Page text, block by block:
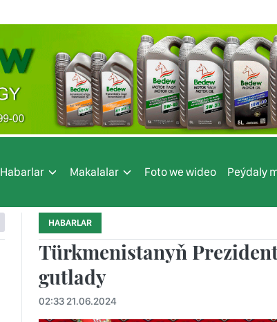
Habarlar Makalalar Foto we wideo Peýdaly
HABARLAR
Türkmenistanyň
gutlady
02:33 21.06.2024